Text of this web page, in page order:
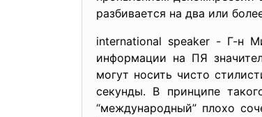
разбивается на два или
international speaker - Г-н
информации на ПЯ
могут носить чисто
секунды. В принципе
“международный” плохо